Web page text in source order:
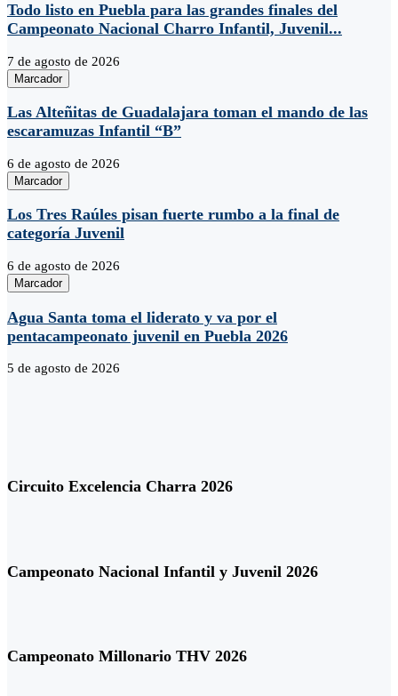
Todo listo en Puebla para las grandes finales del
Campeonato Nacional Charro Infantil, Juvenil...
7 de agosto de 2026
Marcador
Las Alteñitas de Guadalajara toman el mando de las
escaramuzas Infantil “B”
6 de agosto de 2026
Marcador
Los Tres Raúles pisan fuerte rumbo a la final de
categoría Juvenil
6 de agosto de 2026
Marcador
Agua Santa toma el liderato y va por el
pentacampeonato juvenil en Puebla 2026
5 de agosto de 2026
Circuito Excelencia Charra 2026
Campeonato Nacional Infantil y Juvenil 2026
Campeonato Millonario THV 2026